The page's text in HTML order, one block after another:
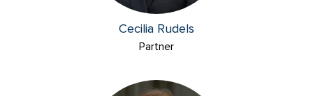
Cecilia Rudels
Partner